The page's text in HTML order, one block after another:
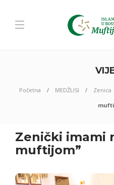
Početna MEDŽLISI Zenica
Zenički imami
muftijom”